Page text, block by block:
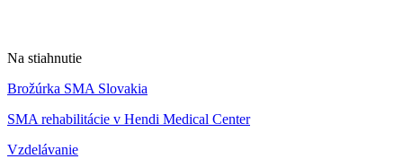
Na stiahnutie
Brožúrka SMA Slovakia
SMA rehabilitácie v Hendi Medical Center
Vzdelávanie